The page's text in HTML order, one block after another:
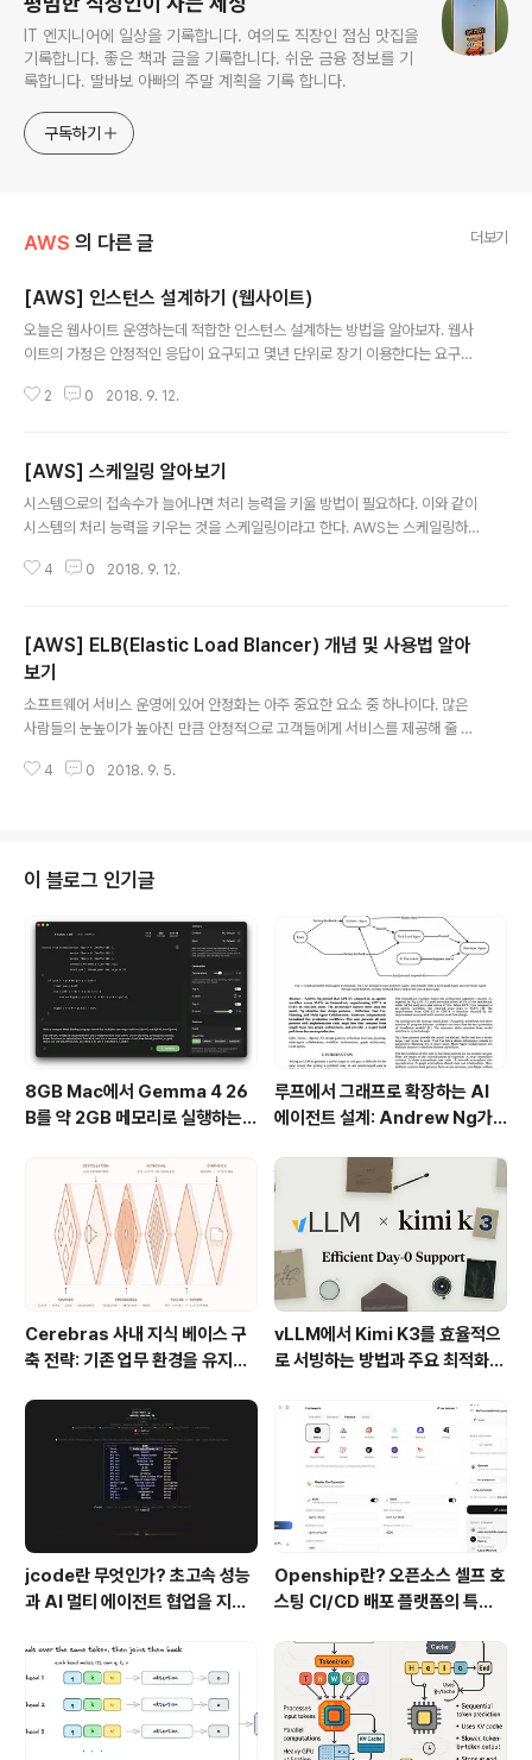
IT 엔지니어에 일상을 기록합니다. 여의도 직장인 점심 맛집을
기록합니다. 좋은 책과 글을 기록합니다. 쉬운 금융 정보를 기
록합니다. 딸바보 아빠의 주말 계획을 기록 합니다.
구독하기
AWS 의 다른 글 더보기
[AWS] 인스턴스 설계하기 (웹사이트)
오늘은 웹사이트 운영하는데 적합한 인스턴스 설계하는 방법을 알아보자. 웹사
이트의 가정은 안정적인 응답이 요구되고 몇년 단위로 장기 이용한다는 요구사
C2 인스턴스와 EBS를 선택해야 한다. 장기간 서비스가 될 예정이라면 장기 이
륨 사이는 다른 사용자와 공유하는 네트워크로 연결되어있다. 트래픽이 대역폭
의 한계치에 이르게 되면 스토리지에서 데이터를 읽는 데 시간이 걸리고 응답도
불안정해진다. 이와 같은 이유로 EC2 인스턴스 생성시 네트워크 대역폭에 맞는
2 0 2018. 9. 12.
[AWS] 스케일링 알아보기
시스템으로의 접속수가 늘어나면 처리 능력을 키울 방법이 필요하다. 이와 같이
시스템의 처리 능력을 키우는 것을 스케일링이라고 한다. AWS는 스케일링하
웃(scale-out)이 여기에 속한다. 스케일 업은 두가지의 커다란 제약이 있다. 하
다. 이에 비해 스케일 아웃은 노드 수를 늘리는 것으로 스케일링을 하기 때문에
상한선 제약 없이 동적으로 적용할 수 있다. 이와 같은 스케일 아웃 기능을 AW
S에서는 제공하고 있다. 스케일 아웃을 전제로 하면 처리 능력을 확장시키는 작
업을 자..
4 0 2018. 9. 12.
[AWS] ELB(Elastic Load Blancer) 개념 및 사용법 알아
보기
소프트웨어 서비스 운영에 있어 안정화는 아주 중요한 요소 중 하나이다. 많은
사람들의 눈높이가 높아진 만큼 안정적으로 고객들에게 서비스를 제공해 줄 수
하여 구축한 웹서버는 로드 밸런서[ELB]를 사용하여 다중으로 구성할 수 있다.
일한 EC2 가상 서버를 손쉽게 여러대의 서버로 만들 수 있다. - 규모가 큰 시스
템을 구축하거나 같은 환경을 반복해서 사용하는 경우에 작업을 간소화 ..
4 0 2018. 9. 5.
이 블로그 인기글
8GB Mac에서 Gemma 4 26
B를 약 2GB 메모리로 실행하는 T
루프에서 그래프로 확장하는 AI
에이전트 설계: Andrew Ng가
ow
Cerebras 사내 지식 베이스 구
축 전략: 기존 업무 환경을 유지하
vLLM에서 Kimi K3를 효율적으
로 서빙하는 방법과 주요 최적화
jcode란 무엇인가? 초고속 성능
과 AI 멀티 에이전트 협업을 지원
Openship란? 오픈소스 셀프 호
스팅 CI/CD 배포 플랫폼의 특징